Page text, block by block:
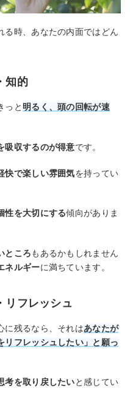
る時、あなたの内面ではどん
知的
っと 明るく、頭の回転が速
吸収するのが得意です。
快で楽しい雰囲気を持ってい
性を大切にする傾向がありま
ところもあるかもしれません
ネルギーに満ちています。
リフレッシュ
に残るなら、それはあなたが
リフレッシュしたい」と願っ
考を取り戻したいと感じてい